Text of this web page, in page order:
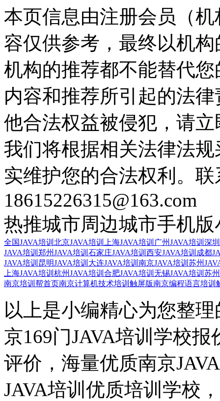
本页信息由注册会员（
容仅供参考，最终以机
机构的推荐都不能替代
内容和推荐所引起的法
他合法权益被侵犯，请
我们将根据相关法律法
实维护您的合法权利。
18615226315@163.com
热推城市周边城市手机版
全国JAVA培训 北京JAVA培训 上海JAVA培训 广州JAVA培训 深
JAVA培训 郑州JAVA培训 石家庄JAVA培训 西安JAVA培训 成都
JAVA培训 昆明JAVA培训 大连JAVA培训 南京JAVA培训 苏州
上海JAVA培训 杭州JAVA培训 合肥JAVA培训 无锡JAVA培训 苏
南京培训帮首页南京计算机技术培训触屏版南京编程语言培训
以上是小编精心为您整
京169门JAVA培训学校
评价，海量优质南京
JAVA培训优质培训学校